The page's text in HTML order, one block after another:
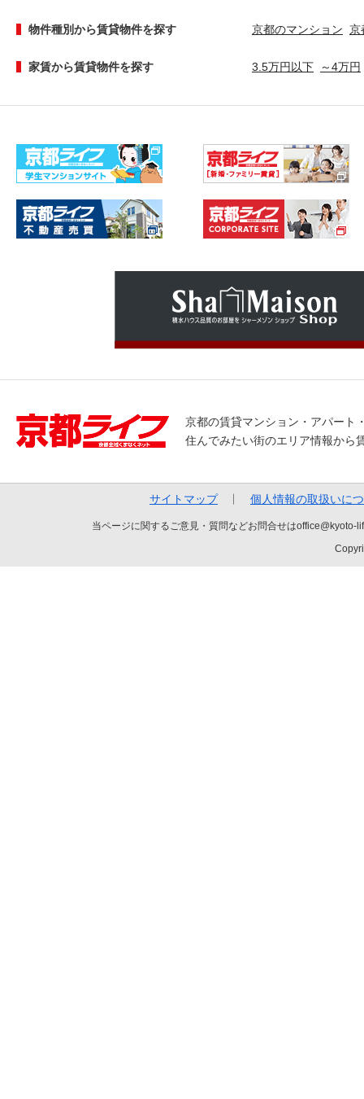
物件種別から賃貸物件を探す 京都のマンション 京
家賃から賃貸物件を探す 3.5万円以下 ～4万円
京都の賃貸マンション・アパート
住んでみたい街のエリア情報から
サイトマップ 個人情報の取扱いに
当ページに関するご意見・質問などお問合せは